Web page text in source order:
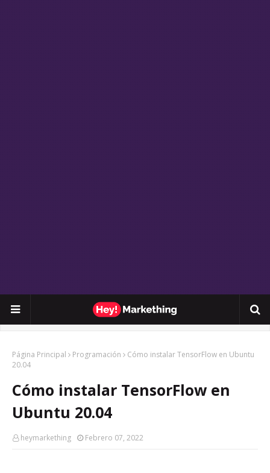
Página Principal Programación
Cómo instalar TensorFlow en Ubuntu
20.04
Cómo instalar TensorFlow en
Ubuntu 20.04
heymarkething Febrero 07, 2022